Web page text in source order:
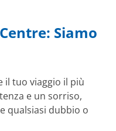
Siamo
il tuo viaggio il più
e un sorriso,
qualsiasi dubbio o